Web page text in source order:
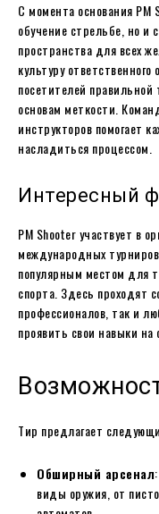
С момента основания PM
обучение стрельбе, но и
пространства для всех
культуру
посетителей правильной
основам меткости.
инструкторов помогает
насладиться процессом.
Интересный
PM Shooter участвует в
международных
популярным местом для
спорта. Здесь проходят
профессионалов, так и
проявить свои навыки на
Тир предлагает
Обширный арсенал
виды оружия, от